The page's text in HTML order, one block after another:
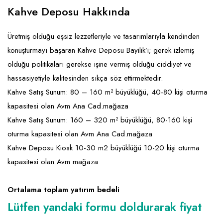
Ev Hizmetleri
Sağlık Güzellik
Turizm - Eğlence
Market FMGC - Katlı Mağaza
Mobilya ve Ev Tekstili
Oyuncak ve Hediyelik
Takı
Yapı Malzemesi - Hırdavat
Gayrimenkul
Gıda ve Sarf Malzemeleri
Güvenlik - Temizlik
Giyim - Aksesuar
Hukuk - Marka - Patent ve Tercüme
Isıtma - Soğutma ve Havalandırma
Lojistik - Kargo ve Kurye
Mali Kayıt ve Denetim
Mobilya Dekorasyon
Kahve Deposu Hakkında
Üretmiş olduğu eşsiz lezzetleriyle ve tasarımlarıyla kendinden
konuşturmayı başaran Kahve Deposu Bayilik’i; gerek izlemiş
olduğu politikaları gerekse işine vermiş olduğu ciddiyet ve
hassasiyetiyle kalitesinden sıkça söz ettirmektedir.
Kahve Satış Sunum: 80 – 160 m² büyüklüğü, 40-80 kişi oturma
kapasitesi olan Avm Ana Cad.mağaza
Kahve Satış Sunum: 160 – 320 m² büyüklüğü, 80-160 kişi
oturma kapasitesi olan Avm Ana Cad.mağaza
Kahve Deposu Kiosk 10-30 m2 büyüklüğü 10-20 kişi oturma
kapasitesi olan Avm mağaza
Ortalama toplam yatırım bedeli
Lütfen yandaki formu doldurarak fiyat